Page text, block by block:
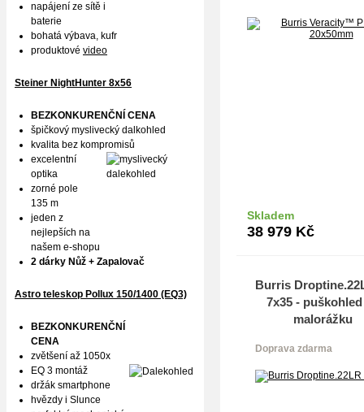
Skladem
38 979 Kč
Burris
7x35 -
malorážku
Doprava zdarma
napájení ze sítě i
baterie
bohatá výbava, kufr
produktové video
Steiner NightHunter 8x56
BEZKONKURENČNÍ CENA
špičkový myslivecký dalkohled
kvalita bez kompromisů
excelentní
optika
zorné pole
135 m
jeden z
nejlepších na
našem e-shopu
2 dárky Nůž + Zapalovač
Astro teleskop Pollux 150/1400 (EQ3)
BEZKONKURENČNÍ
CENA
zvětšení až 1050x
EQ 3 montáž
držák smartphone
hvězdy i Slunce